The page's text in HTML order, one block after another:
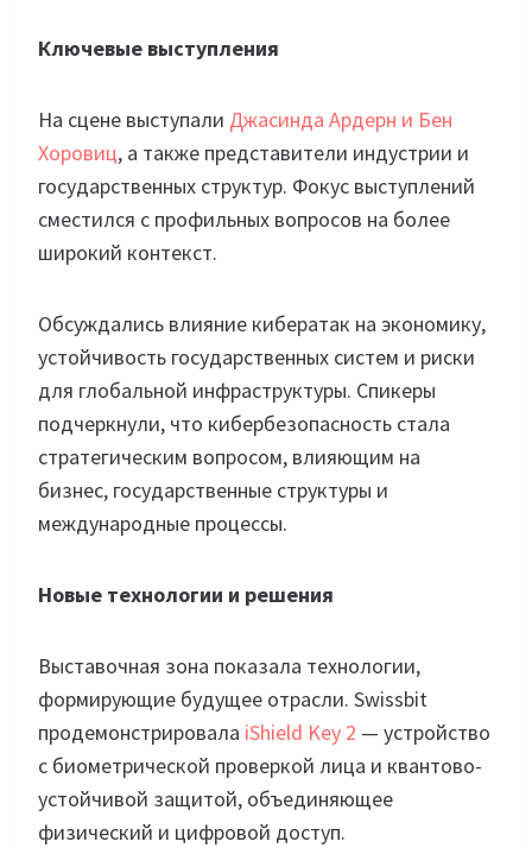
Ключевые выступления
На сцене выступали Джасинда Ардерн и Бен
Хоровиц, а также представители индустрии и
государственных структур. Фокус выступлений
сместился с профильных вопросов на более
широкий контекст.
Обсуждались влияние кибератак на экономику,
устойчивость государственных систем и риски
для глобальной инфраструктуры. Спикеры
подчеркнули, что кибербезопасность стала
стратегическим вопросом, влияющим на
бизнес, государственные структуры и
международные процессы.
Новые технологии и решения
Выставочная зона показала технологии,
формирующие будущее отрасли. Swissbit
продемонстрировала iShield Key 2 — устройство
с биометрической проверкой лица и квантово-
устойчивой защитой, объединяющее
физический и цифровой доступ.